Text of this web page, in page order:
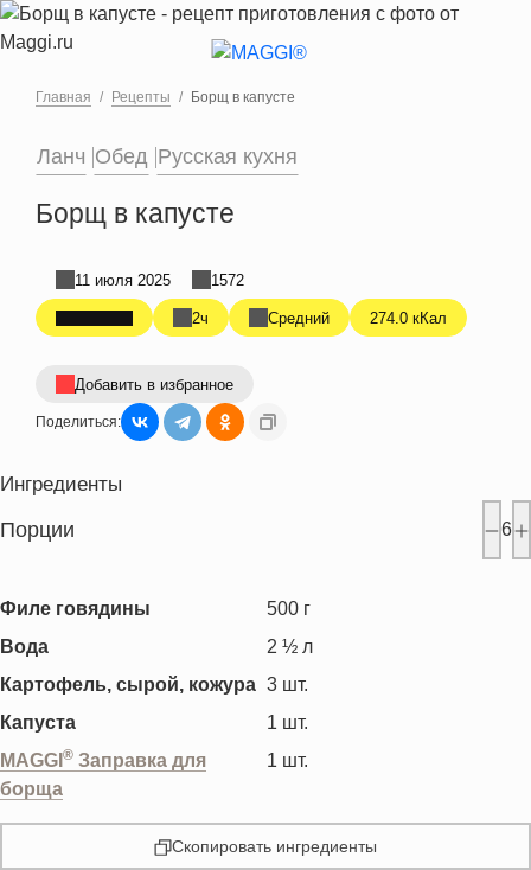
Перейти к основному содержанию
Главная Рецепты Борщ в капусте
Ланч Обед Русская кухня
Борщ в капусте
2ч Средний 274.0 кКал
11 июля 2025 1572
Добавить в избранное
Поделиться:
Ингредиенты
Порции 6
Филе говядины 500 г
Вода
2 ½ л
Картофель, сырой, кожура 3 шт.
Капуста
1 шт.
MAGGI ® Заправка для
борща
1 шт.
Скопировать ингредиенты